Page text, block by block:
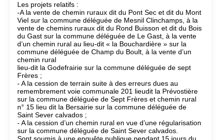
Les projets relatifs :
-A la vente de chemin ruraux dit du Pont Sec et dit du Mont
Viel sur la commune déléguée de Mesnil Clinchamps, à la
vente de chemins ruraux dit du Rond Buisson et dit du Bois
du Gast sur la commune déléguée de Le Gast, à la vente
d’un chemin rural au lieu-dit « la Bouchardière » sur la
commune déléguée de Champ du Boult, à la vente d’un
chemin rural
lieu-dit la Godefrairie sur la commune déléguée de sept
Frères ;
- A la cession de terrain suite à des erreurs dues au
remembrement voie communale 201 lieudit la Prévostière
sur la commune déléguée de Sept Frères et chemin rural
n° 15 lieu dit la Bersairie sur la commune déléguée de
Saint Sever calvados ;
- A la cession d’un chemin rural en vue d’une régularisation
sur la commune déléguée de Saint Sever calvados.